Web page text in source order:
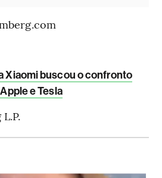
Xiaomi buscou o confronto
e Tesla